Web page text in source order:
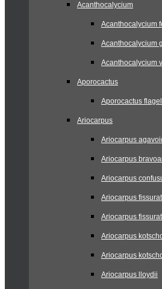
Acanthocalycium
Acanthocalycium
Acanthocalycium
Acanthocalycium
Aporocactus
Aporocactus
Ariocarpus
Ariocarpus
Ariocarpus
Ariocarpus
Ariocarpus
Ariocarpus
Ariocarpus
Ariocarpus
Ariocarpus lloydii